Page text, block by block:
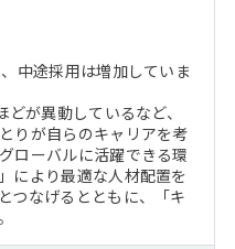
中途採用は増加していま
が異動しているなど、
りが自らのキャリアを考
ローバルに活躍できる環
により最適な人材配置を
つなげるとともに、「キ